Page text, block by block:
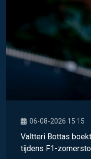
06-08-2026 15:15
Valtteri Bottas
tijdens F1-